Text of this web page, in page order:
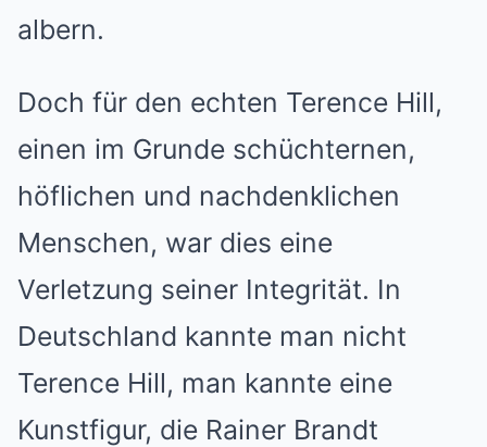
albern.
Doch für den echten Terence Hill,
einen im Grunde schüchternen,
höflichen und nachdenklichen
Menschen, war dies eine
Verletzung seiner Integrität. In
Deutschland kannte man nicht
Terence Hill, man kannte eine
Kunstfigur, die Rainer Brandt